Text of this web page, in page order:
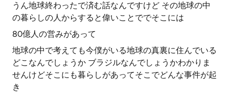
うん地球終わったで済む話なんですけど その地球の中
の暮らしの人からすると偉いことででそこには
80億人の営みがあって
地球の中で考えても今僕がいる地球の真裏に住んでいる
どこなんでしょうか ブラジルなんでしょうかわかりま
せんけどそこにも暮らしがあってそこでどんな事件が起
き